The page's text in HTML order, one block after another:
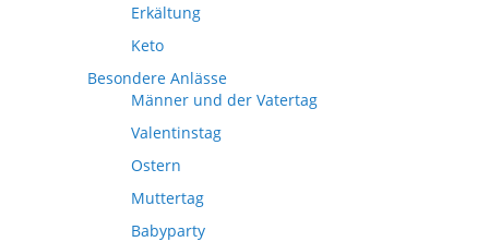
Erkältung
Keto
Besondere Anlässe
Männer und der Vatertag
Valentinstag
Ostern
Muttertag
Babyparty